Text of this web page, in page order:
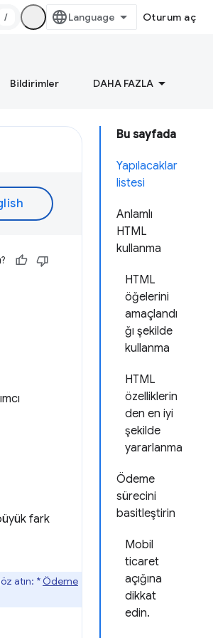
/ Oturum aç
Bildirimler DAHA FAZLA
Bu sayfada
Yapılacaklar
listesi
Anlamlı
HTML
kullanma
HTML
öğelerini
amaçlandı
ğı şekilde
kullanma
HTML
özelliklerin
den en iyi
şekilde
yararlanma
Ödeme
sürecini
basitleştirin
Mobil
ticaret
açığına
dikkat
edin.
fark
atın: * Ödeme